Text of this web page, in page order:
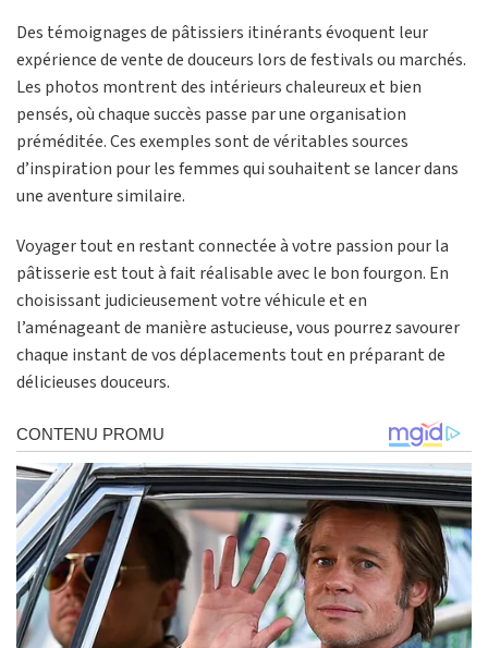
Des témoignages de pâtissiers itinérants évoquent leur
expérience de vente de douceurs lors de festivals ou marchés.
Les photos montrent des intérieurs chaleureux et bien
pensés, où chaque succès passe par une organisation
préméditée. Ces exemples sont de véritables sources
d’inspiration pour les femmes qui souhaitent se lancer dans
une aventure similaire.
Voyager tout en restant connectée à votre passion pour la
pâtisserie est tout à fait réalisable avec le bon fourgon. En
choisissant judicieusement votre véhicule et en
l’aménageant de manière astucieuse, vous pourrez savourer
chaque instant de vos déplacements tout en préparant de
délicieuses douceurs.